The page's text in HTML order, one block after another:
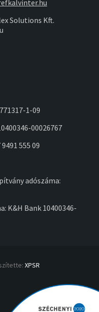
Solutions Kft.
1-09
00026767
555 09
adószáma:
K&H Bank 10400346-
XPSR